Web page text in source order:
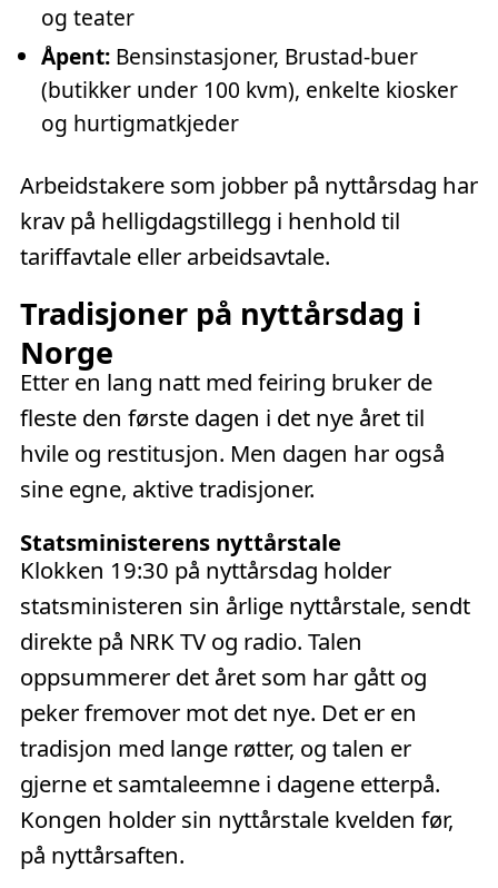
og teater
Åpent: Bensinstasjoner, Brustad-buer
(butikker under 100 kvm), enkelte kiosker
og hurtigmatkjeder
Arbeidstakere som jobber på nyttårsdag har
krav på helligdagstillegg i henhold til
tariffavtale eller arbeidsavtale.
Tradisjoner på nyttårsdag i
Norge
Etter en lang natt med feiring bruker de
fleste den første dagen i det nye året til
hvile og restitusjon. Men dagen har også
sine egne, aktive tradisjoner.
Statsministerens nyttårstale
Klokken 19:30 på nyttårsdag holder
statsministeren sin årlige nyttårstale, sendt
direkte på NRK TV og radio. Talen
oppsummerer det året som har gått og
peker fremover mot det nye. Det er en
tradisjon med lange røtter, og talen er
gjerne et samtaleemne i dagene etterpå.
Kongen holder sin nyttårstale kvelden før,
på nyttårsaften.